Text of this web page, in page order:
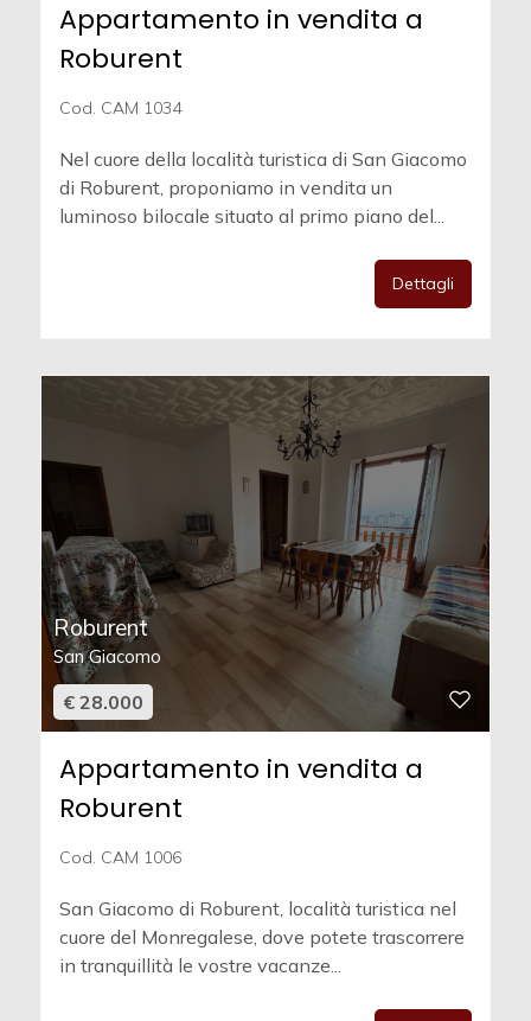
Appartamento in vendita a
Roburent
Cod. CAM 1034
Nel cuore della località turistica di San Giacomo
di Roburent, proponiamo in vendita un
luminoso bilocale situato al primo piano del...
Dettagli
Roburent
San Giacomo
€ 28.000
Appartamento in vendita a
Roburent
Cod. CAM 1006
San Giacomo di Roburent, località turistica nel
cuore del Monregalese, dove potete trascorrere
in tranquillità le vostre vacanze...